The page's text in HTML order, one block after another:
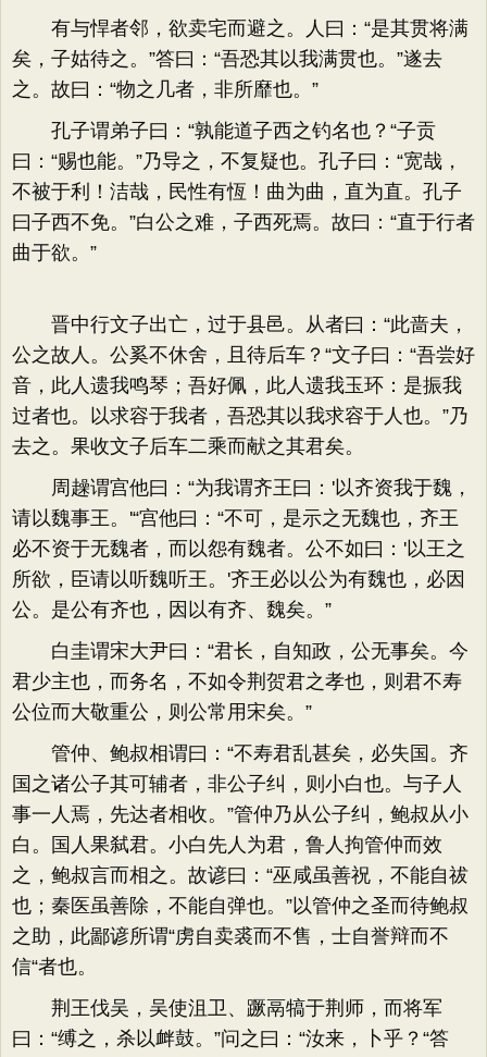
有与悍者邻，欲卖宅而避之。人曰：“是其贯将满
矣，子姑待之。”答曰：“吾恐其以我满贯也。”遂去
之。故曰：“物之几者，非所靡也。”
孔子谓弟子曰：“孰能道子西之钓名也？“子贡
曰：“赐也能。”乃导之，不复疑也。孔子曰：“宽哉，
不被于利！洁哉，民性有恆！曲为曲，直为直。孔子
曰子西不免。”白公之难，子西死焉。故曰：“直于行者
曲于欲。”
晋中行文子出亡，过于县邑。从者曰：“此啬夫，
公之故人。公奚不休舍，且待后车？“文子曰：“吾尝好
音，此人遗我鸣琴；吾好佩，此人遗我玉环：是振我
过者也。以求容于我者，吾恐其以我求容于人也。”乃
去之。果收文子后车二乘而献之其君矣。
周趮谓宫他曰：“为我谓齐王曰：'以齐资我于魏，
请以魏事王。'“宫他曰：“不可，是示之无魏也，齐王
必不资于无魏者，而以怨有魏者。公不如曰：'以王之
所欲，臣请以听魏听王。'齐王必以公为有魏也，必因
公。是公有齐也，因以有齐、魏矣。”
白圭谓宋大尹曰：“君长，自知政，公无事矣。今
君少主也，而务名，不如令荆贺君之孝也，则君不寿
公位而大敬重公，则公常用宋矣。”
管仲、鲍叔相谓曰：“不寿君乱甚矣，必失国。齐
国之诸公子其可辅者，非公子纠，则小白也。与子人
事一人焉，先达者相收。”管仲乃从公子纠，鲍叔从小
白。国人果弑君。小白先人为君，鲁人拘管仲而效
之，鲍叔言而相之。故谚曰：“巫咸虽善祝，不能自祓
也；秦医虽善除，不能自弹也。”以管仲之圣而待鲍叔
之助，此鄙谚所谓“虏自卖裘而不售，士自誉辩而不
信“者也。
荆王伐吴，吴使沮卫、蹶鬲犒于荆师，而将军
曰：“缚之，杀以衅鼓。”问之曰：“汝来，卜乎？“答